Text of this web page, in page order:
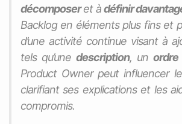
décomposeret àdéfinir
Backlog en éléments plus fins et
d’une activité continue visant à
tels qu’une description, un ordre
Product Owner peut influencer
clarifiant ses explications et les
compromis.